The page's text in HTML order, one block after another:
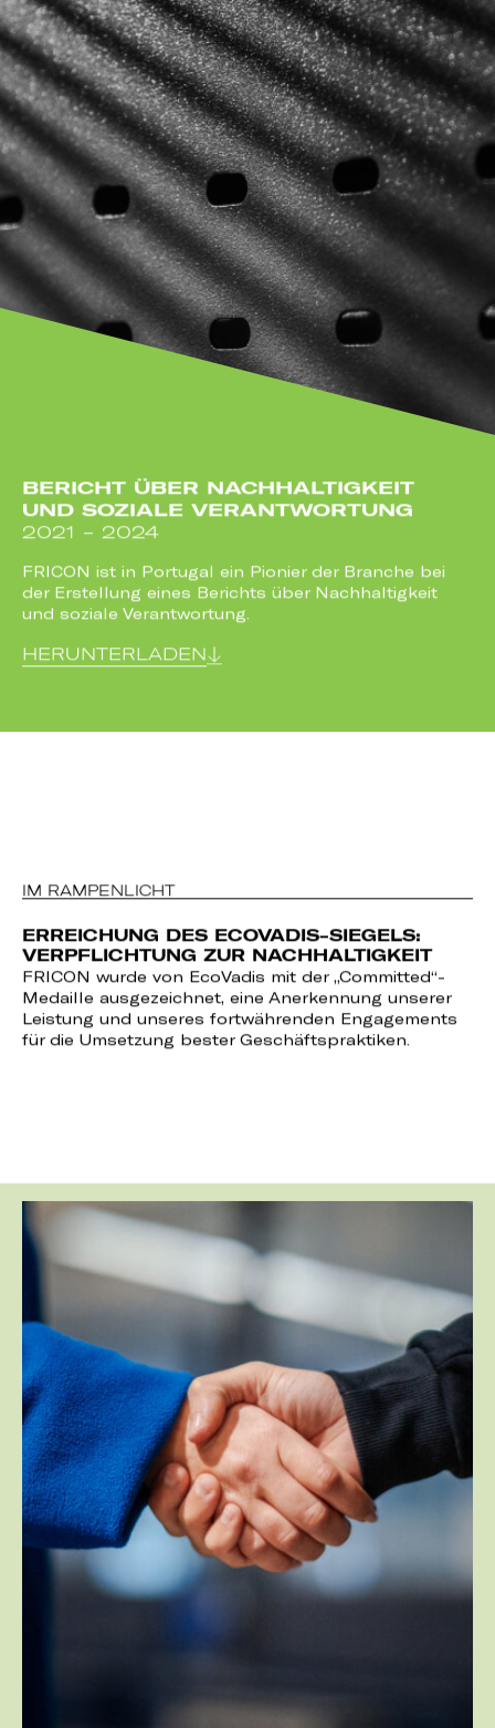
BERICHT ÜBER NACHHALTIGKEIT
UND SOZIALE VERANTWORTUNG
2021 - 2024
FRICON ist in Portugal ein Pionier der Branche bei
der Erstellung eines Berichts über Nachhaltigkeit
und soziale Verantwortung.
HERUNTERLADEN
IM RAMPENLICHT
ERREICHUNG DES ECOVADIS-SIEGELS:
VERPFLICHTUNG ZUR NACHHALTIGKEIT
FRICON wurde von EcoVadis mit der „Committed“-
Medaille ausgezeichnet, eine Anerkennung unserer
Leistung und unseres fortwährenden Engagements
für die Umsetzung bester Geschäftspraktiken.